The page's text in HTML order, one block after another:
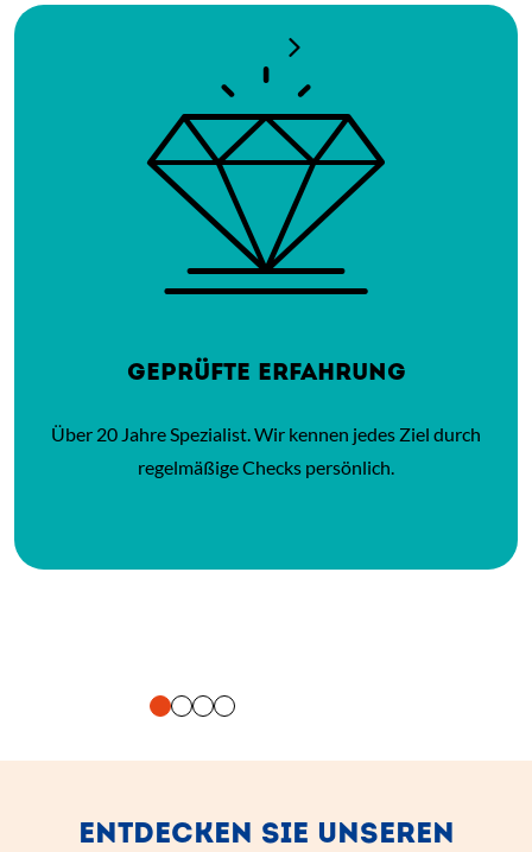
GEPRÜFTE ERFAHRUNG
Über 20 Jahre Spezialist. Wir kennen jedes Ziel durch
regelmäßige Checks persönlich.
ENTDECKEN SIE UNSEREN